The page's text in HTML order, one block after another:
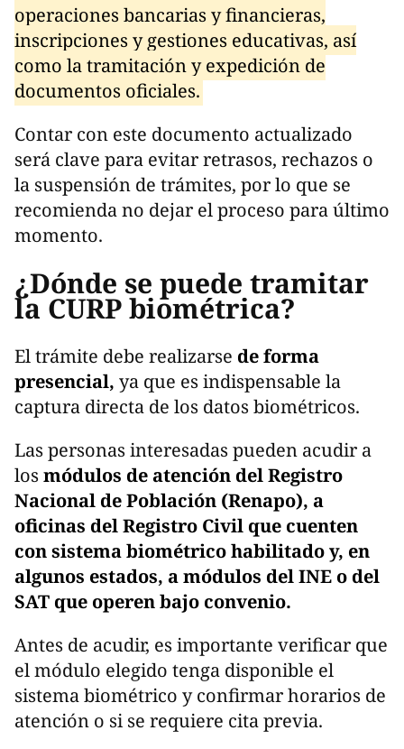
operaciones bancarias y financieras,
inscripciones y gestiones educativas, así
como la tramitación y expedición de
documentos oficiales.
Contar con este documento actualizado
será clave para evitar retrasos, rechazos o
la suspensión de trámites, por lo que se
recomienda no dejar el proceso para último
momento.
¿Dónde se puede tramitar
la CURP biométrica?
El trámite debe realizarse de forma
presencial, ya que es indispensable la
captura directa de los datos biométricos.
Las personas interesadas pueden acudir a
los módulos de atención del Registro
Nacional de Población (Renapo), a
oficinas del Registro Civil que cuenten
con sistema biométrico habilitado y, en
algunos estados, a módulos del INE o del
SAT que operen bajo convenio.
Antes de acudir, es importante verificar que
el módulo elegido tenga disponible el
sistema biométrico y confirmar horarios de
atención o si se requiere cita previa.